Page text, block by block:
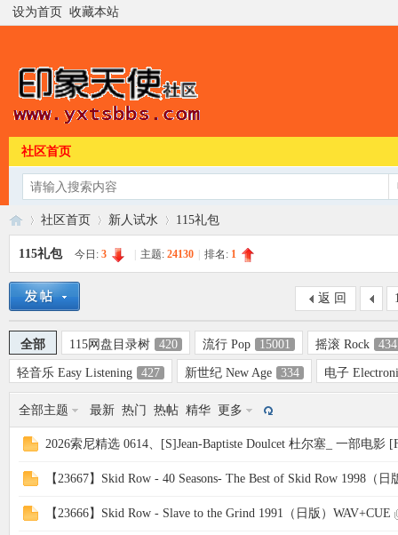
设为首页 收藏本站
社区首页
印»
社区首页 新人试水 115礼包
115礼包 今日: 3 主题: 24130 排名: 1
返 回
全部 115网盘目录树 420 流行 Pop 15001 摇滚 Rock 434
轻音乐 Easy Listening 427 新世纪 New Age 334 电子
全部主题 最新 热门 热帖 精华 更多
2026索尼精选 0614、[S]Jean-Baptiste Doulcet 杜尔塞_ 一部电影
【23667】Skid Row - 40 Seasons- The Best of Skid Row 1998（日
【23666】Skid Row - Slave to the Grind 1991（日版）WAV+CUE